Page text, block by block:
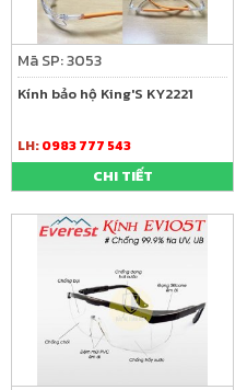
Mã SP: 3053
Kính bảo hộ King'S KY2221
LH:0983 777 543
CHI TIẾT